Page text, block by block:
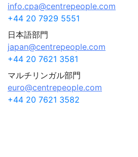
info.cpa@centrepeople.com
+44 20 7929 5551
日本語部門
japan@centrepeople.com
+44 20 7621 3581
マルチリンガル部門
euro@centrepeople.com
+44 20 7621 3582